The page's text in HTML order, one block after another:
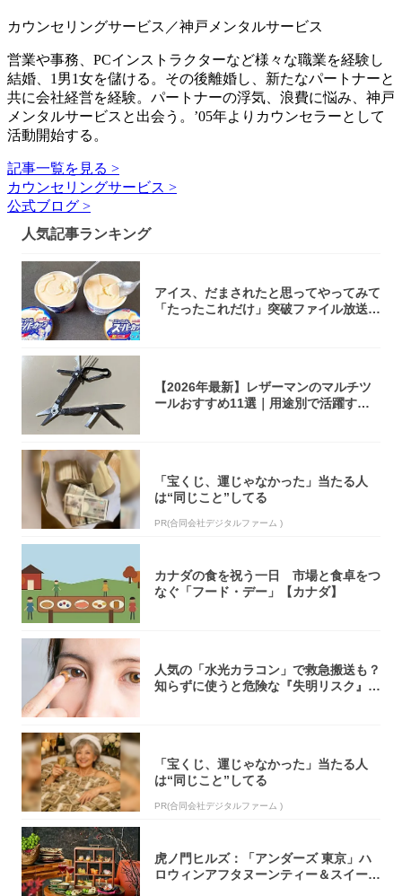
カウンセリングサービス／神戸メンタルサービス
営業や事務、PCインストラクターなど様々な職業を経験し
結婚、1男1女を儲ける。その後離婚し、新たなパートナーと
共に会社経営を経験。パートナーの浮気、浪費に悩み、神戸
メンタルサービスと出会う。’05年よりカウンセラーとして
活動開始する。
記事一覧を見る >
カウンセリングサービス >
公式ブログ >
人気記事ランキング
アイス、だまされたと思ってやってみて
「たったこれだけ」突破ファイル放送で
【2026年最新】レザーマンのマルチツ
ールおすすめ11選｜用途別で活躍する
「宝くじ、運じゃなかった」当たる人
は“同じこと”してる
PR(合同会社デジタルファーム )
カナダの食を祝う一日 市場と食卓をつ
なぐ「フード・デー」【カナダ】
人気の「水光カラコン」で救急搬送も？
知らずに使うと危険な『失明リスク』と
「宝くじ、運じゃなかった」当たる人
は“同じこと”してる
PR(合同会社デジタルファーム )
虎ノ門ヒルズ：「アンダーズ 東京」ハ
ロウィンアフタヌーンティー＆スイーツ